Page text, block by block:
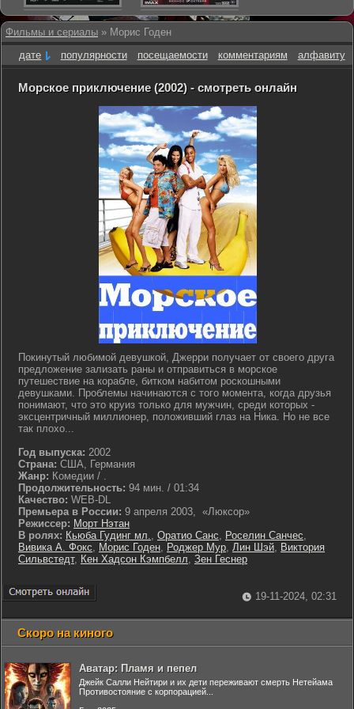
Фильмы и сериалы » Морис Годен
дате
популярности посещаемости комментариям алфавиту
Морское приключение (2002) - смотреть онлайн
Покинутый любимой девушкой, Джерри получает от своего друга
предложение зализать раны и отправиться в морское
путешествие на корабле, битком набитом роскошными
девушками. Проблемы начинаются с того момента, когда друзья
понимают, что это круиз только для мужчин, среди которых -
эксцентричный миллионер, положивший глаз на Ника. Но не все
так плохо...
Год выпуска: 2002
Страна: США, Германия
Жанр: Комедии / .
Продолжительность: 94 мин. / 01:34
Качество: WEB-DL
Премьера в России: 9 апреля 2003, «Люксор»
Режиссер: Морт Нэтан
В ролях: Кьюба Гудинг мл., Оратио Санс, Роселин Санчес,
Вивика А. Фокс, Морис Годен, Роджер Мур, Лин Шэй, Виктория
Сильвстедт, Кен Хадсон Кэмпбелл, Зен Геснер
19-11-2024, 02:31
Скоро на киного
Аватар: Пламя и пепел
Джейк Салли Нейтири и их дети переживают смерть Нетейама
Противостояние с корпорацией...